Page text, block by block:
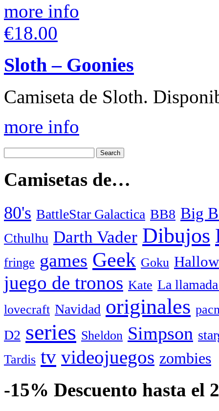
more info
€18.00
Sloth – Goonies
Camiseta de Sloth.
more info
Camisetas de…
80's BattleStar Galactica BB8 Big
Cthulhu Darth Vader Dibujos
fringe games Geek Goku
juego de tronos Kate La
lovecraft Navidad originales
D2 series Sheldon Simpson
Tardis tv videojuegos zombies
-15% Descuento hasta el